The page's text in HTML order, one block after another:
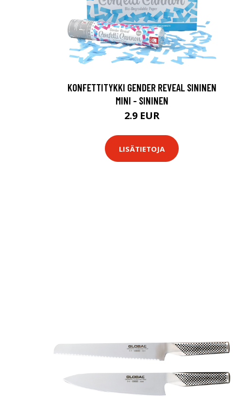
KONFETTITYKKI GENDER REVEAL SININEN
MINI - SININEN
2.9 EUR
LISÄTIETOJA